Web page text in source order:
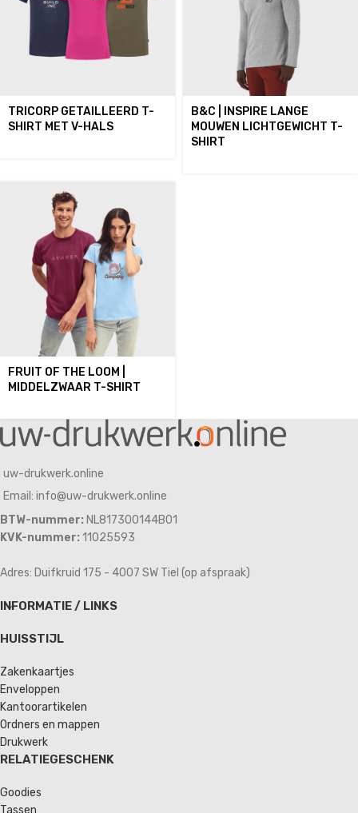
TRICORP GETAILLEERD T-
SHIRT MET V-HALS
B&C | INSPIRE LANGE
MOUWEN LICHTGEWICHT T-
SHIRT
FRUIT OF THE LOOM |
MIDDELZWAAR T-SHIRT
uw-drukwerk.online
Email: info@uw-drukwerk.online
BTW-nummer: NL817300144B01
KVK-nummer: 11025593
Adres: Duifkruid 175 - 4007 SW Tiel (op afspraak)
INFORMATIE / LINKS
HUISSTIJL
Zakenkaartjes
Enveloppen
Kantoorartikelen
Ordners en mappen
Drukwerk
RELATIEGESCHENK
Goodies